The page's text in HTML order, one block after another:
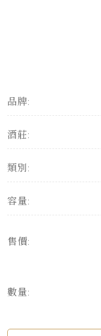
品牌:
酒莊:
類別:
容量:
售價:
數量: